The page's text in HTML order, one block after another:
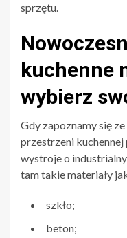
sprzętu.
kuchenne
wybierz
Gdy zapoznamy się
przestrzeni
wystroje o
tam takie materiały
szkło;
beton;